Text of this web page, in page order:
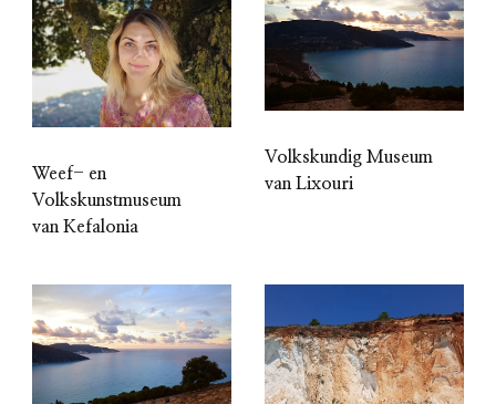
Weef- en
Volkskunstmuseum
van Kefalonia
Volkskundig Museum
van Lixouri